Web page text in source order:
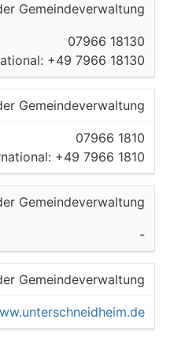
Gemeindeverwaltung
07966 18130
+49 7966 18130
Gemeindeverwaltung
07966 1810
+49 7966 1810
Gemeindeverwaltung
-
Gemeindeverwaltung